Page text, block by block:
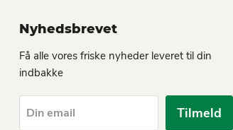
Nyhedsbrevet
Få alle vores friske nyheder leveret til din
indbakke
Din email Tilmeld